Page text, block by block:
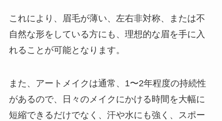
これにより、眉毛が薄い、左右非対称、または不
自然な形をしている方にも、理想的な眉を手に入
れることが可能となります。
また、アートメイクは通常、1〜2年程度の持続性
があるので、日々のメイクにかける時間を大幅に
短縮できるだけでなく、汗や水にも強く、スポー